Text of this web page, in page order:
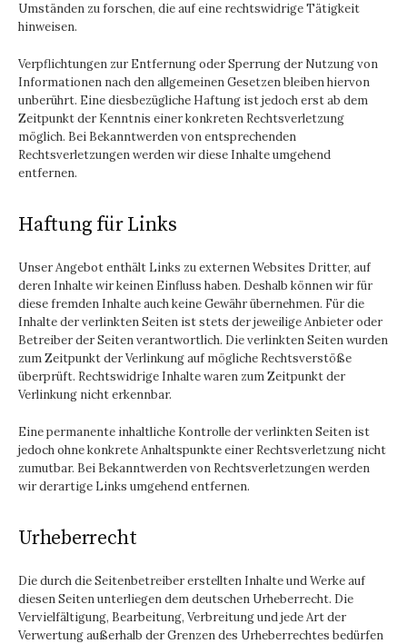
Umständen zu forschen, die auf eine rechtswidrige Tätigkeit
hinweisen.
Verpflichtungen zur Entfernung oder Sperrung der Nutzung von
Informationen nach den allgemeinen Gesetzen bleiben hiervon
unberührt. Eine diesbezügliche Haftung ist jedoch erst ab dem
Zeitpunkt der Kenntnis einer konkreten Rechtsverletzung
möglich. Bei Bekanntwerden von entsprechenden
Rechtsverletzungen werden wir diese Inhalte umgehend
entfernen.
Haftung für Links
Unser Angebot enthält Links zu externen Websites Dritter, auf
deren Inhalte wir keinen Einfluss haben. Deshalb können wir für
diese fremden Inhalte auch keine Gewähr übernehmen. Für die
Inhalte der verlinkten Seiten ist stets der jeweilige Anbieter oder
Betreiber der Seiten verantwortlich. Die verlinkten Seiten wurden
zum Zeitpunkt der Verlinkung auf mögliche Rechtsverstöße
überprüft. Rechtswidrige Inhalte waren zum Zeitpunkt der
Verlinkung nicht erkennbar.
Eine permanente inhaltliche Kontrolle der verlinkten Seiten ist
jedoch ohne konkrete Anhaltspunkte einer Rechtsverletzung nicht
zumutbar. Bei Bekanntwerden von Rechtsverletzungen werden
wir derartige Links umgehend entfernen.
Urheberrecht
Die durch die Seitenbetreiber erstellten Inhalte und Werke auf
diesen Seiten unterliegen dem deutschen Urheberrecht. Die
Vervielfältigung, Bearbeitung, Verbreitung und jede Art der
Verwertung außerhalb der Grenzen des Urheberrechtes bedürfen